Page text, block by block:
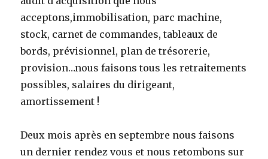
acceptons,immobilisation, parc machine,
stock, carnet de commandes, tableaux de
bords, prévisionnel, plan de trésorerie,
provision…nous faisons tous les retraitements
possibles, salaires du dirigeant,
amortissement !
Deux mois après en septembre nous faisons
un dernier rendez vous et nous retombons sur